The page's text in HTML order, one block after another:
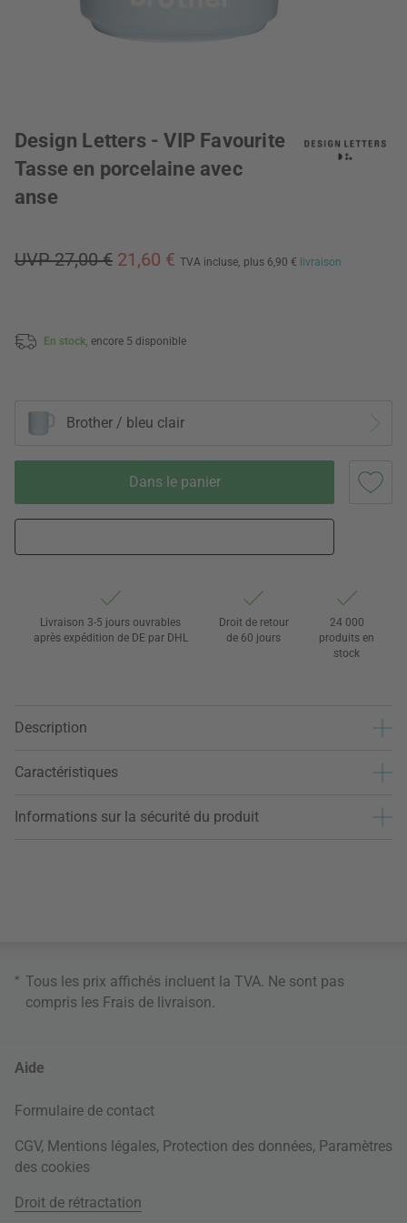
Design Letters - VIP Favourite
Tasse en porcelaine avec
anse
UVP 27,00 € 21,60 € TVA incluse, plus 6,90 € livraison
En stock, encore 5 disponible
Brother / bleu clair
Dans le panier
Livraison 3-5 jours ouvrables
après expédition de DE par DHL
Droit de retour
de 60 jours
24 000
produits en
stock
Description
Caractéristiques
Informations sur la sécurité du produit
* Tous les prix affichés incluent la TVA. Ne sont pas
compris les Frais de livraison
Aide
Formulaire de contact
CGV, Mentions légales, Protection des données, Paramètres
des cookies
Droit de rétractation